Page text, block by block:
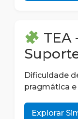
TEA
Dificuldade
pragmática
Explorar